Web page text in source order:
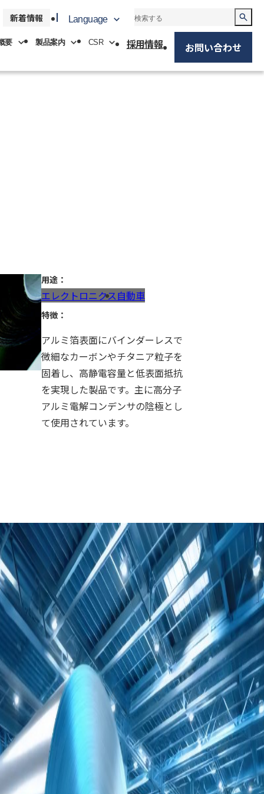
新着情報 Language
要
事業報告
シンガポール支店
製品案内 CSR
コンプライアンス
採用情報 お問い合わせ
用途：
エレクトロニクス自動車
特徴：
アルミ箔表面にバインダーレスで
微細なカーボンやチタニア粒子を
固着し、高静電容量と低表面抵抗
を実現した製品です。主に高分子
アルミ電解コンデンサの陰極とし
て使用されています。
用途：
エレクトロニクス自動車
特徴：
アルミニウムは、銅に次いで電気
の伝導性が良く、磁気を帯びな
い、エッチングにより表面積を拡
大しやすいなど、電子材料として
優れた特性を持っています。高純
度アルミ箔は、回路部品のコンデ
ンサ電極に幅広く使用されていま
す。